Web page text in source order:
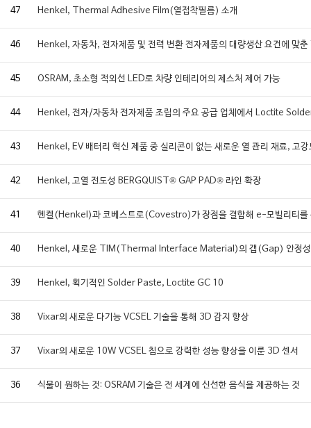
47 Henkel, Thermal Adhesive Film(열접착필름) 소개
46 Henkel, 자동차, 전자제품 및 전력 변환 전자제품의 대량생산 요건에 맞
45 OSRAM, 초소형 적외선 LED로 차량 인테리어의 제스처 제어 가능
44 Henkel, 전자/자동차 전자제품 조립의 주요 공급 업체에서 Loctite
43 Henkel, EV 배터리 혁신 제품 중 실리콘이 없는 새로운 열 관리 재료, 고
42 Henkel, 고열 전도성 BERGQUIST® GAP PAD® 라인 확장
41 헨켈(Henkel)과 코베스트로(Covestro)가 장점을 결합해 e-모빌리티를
40 Henkel, 새로운 TIM(Thermal Interface Material)의 갭(Gap) 안정성
39 Henkel, 획기적인 Solder Paste, Loctite GC 10
38 Vixar의 새로운 다기능 VCSEL 기술을 통해 3D 감지 향상
37 Vixar의 새로운 10W VCSEL 칩으로 강력한 성능 향상을 이룬 3D 센서
36 식물이 원하는 것: OSRAM 기술은 전 세계에 신선한 음식을 제공하는 것